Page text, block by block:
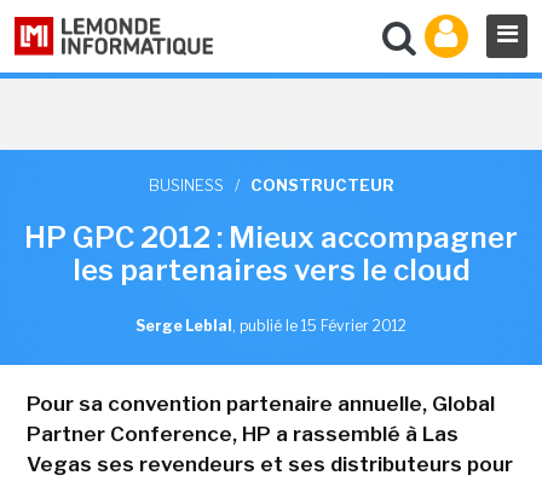
BUSINESS / CONSTRUCTEUR
HP GPC 2012 : Mieux accompagner
les partenaires vers le cloud
Serge Leblal , publié le 15 Février 2012
Pour sa convention partenaire annuelle, Global
Partner Conference, HP a rassemblé à Las
Vegas ses revendeurs et ses distributeurs pour